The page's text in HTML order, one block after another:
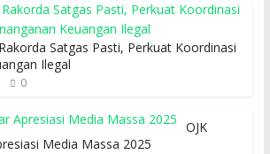
Satgas Pasti, Perkuat Koordinasi
Ilegal
0
OJK
Media Massa 2025